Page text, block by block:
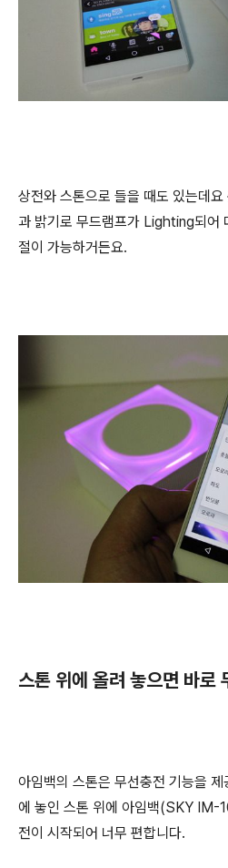
상전와 스톤으로 들을 때도 있는데
과 밝기로 무드램프가 Lighting되어
절이 가능하거든요.
스톤 위에 올려 놓으면 바로
아임백의 스톤은 무선충전 기능을
에 놓인 스톤 위에 아임백(SKY IM-
전이 시작되어 너무 편합니다.